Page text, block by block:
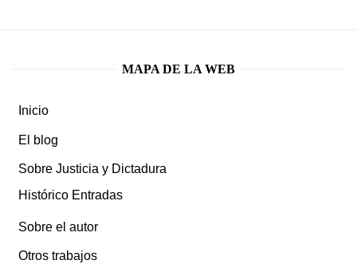
MAPA DE LA WEB
Inicio
El blog
Sobre Justicia y Dictadura
Histórico Entradas
Sobre el autor
Otros trabajos